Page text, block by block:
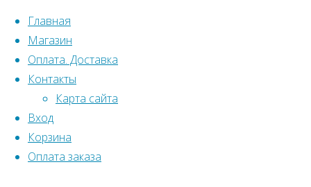
Перейти к содержимому
Главная
Магазин
Оплата. Доставка
Контакты
Карта сайта
Вход
Корзина
Оплата заказа
Что искать:
Поиск